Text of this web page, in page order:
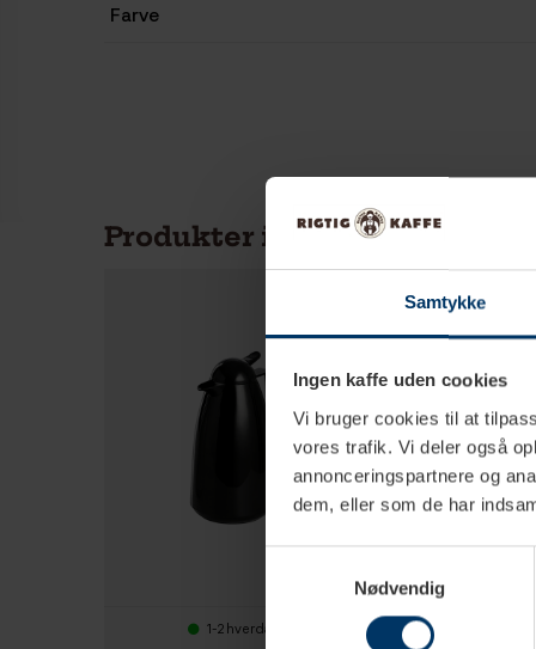
Samtykke
Ingen kaffe uden cookies
Vi bruger cookies til at
vores trafik. Vi deler også
annonceringspartnere og
dem, eller som de har
Nødvendig
Farve
Produkter i samme kategori
1-2 hverdage